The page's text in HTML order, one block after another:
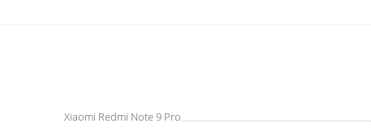
Xiaomi Redmi Note 9 Pro